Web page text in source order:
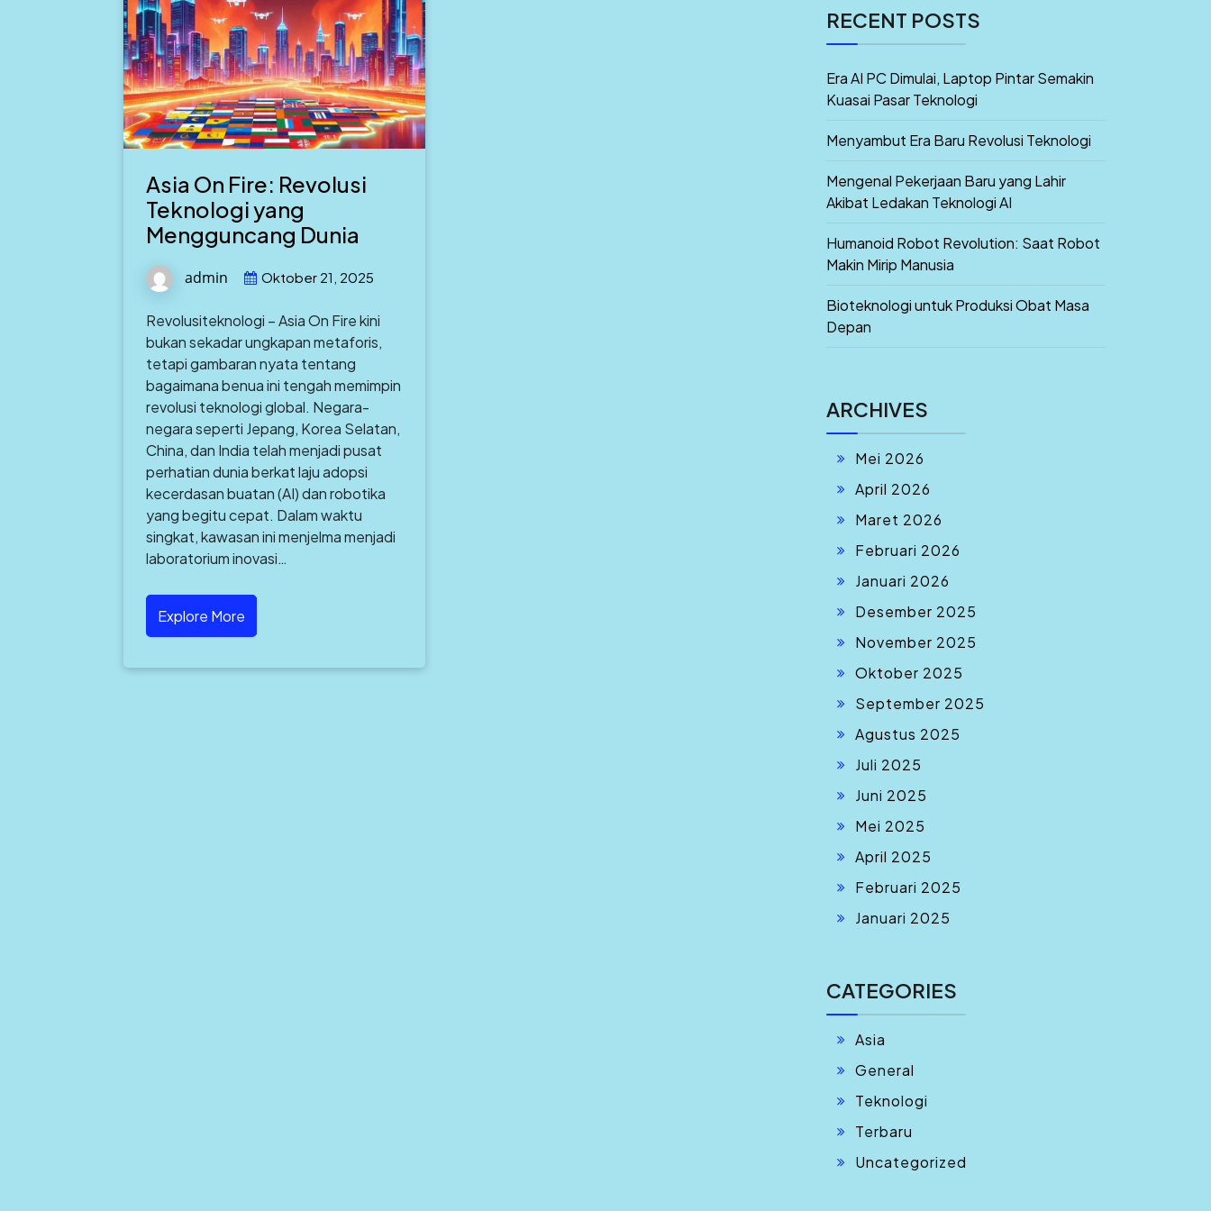
Asia On Fire: Revolusi
Teknologi yang
Mengguncang Dunia
admin Oktober 21, 2025
Revolusiteknologi – Asia On Fire kini
bukan sekadar ungkapan metaforis,
tetapi gambaran nyata tentang
bagaimana benua ini tengah memimpin
revolusi teknologi global. Negara-
negara seperti Jepang, Korea Selatan,
China, dan India telah menjadi pusat
perhatian dunia berkat laju adopsi
kecerdasan buatan (AI) dan robotika
yang begitu cepat. Dalam waktu
singkat, kawasan ini menjelma menjadi
laboratorium inovasi…
Explore More
RECENT POSTS
Era AI PC Dimulai, Laptop Pintar Semakin
Kuasai Pasar Teknologi
Menyambut Era Baru Revolusi Teknologi
Mengenal Pekerjaan Baru yang Lahir
Akibat Ledakan Teknologi AI
Humanoid Robot Revolution: Saat Robot
Makin Mirip Manusia
Bioteknologi untuk Produksi Obat Masa
Depan
ARCHIVES
Mei 2026
April 2026
Maret 2026
Februari 2026
Januari 2026
Desember 2025
November 2025
Oktober 2025
September 2025
Agustus 2025
Juli 2025
Juni 2025
Mei 2025
April 2025
Februari 2025
Januari 2025
CATEGORIES
Asia
General
Teknologi
Terbaru
Uncategorized